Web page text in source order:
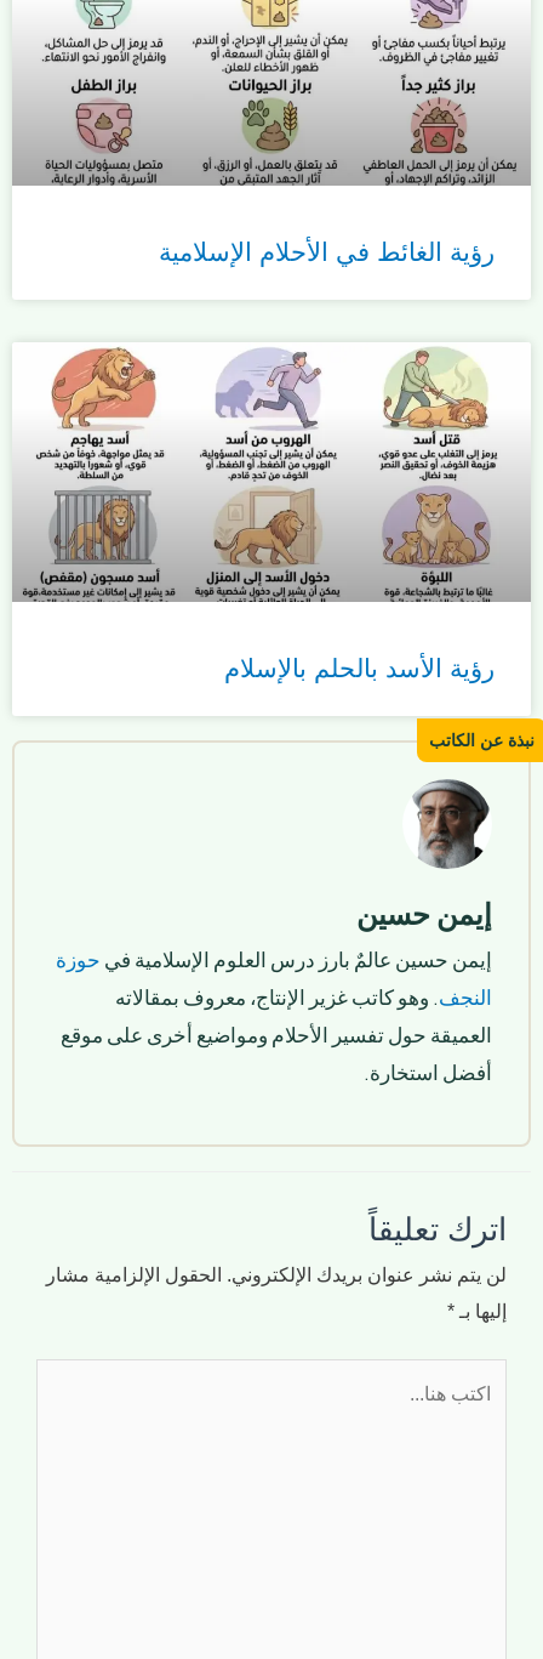
رؤية الغائط في الأحلام الإسلامية
رؤية الأسد بالحلم بالإسلام
إيمن حسين
إيمن حسين عالمٌ بارز درس العلوم الإسلامية في حوزة
النجف. وهو كاتب غزير الإنتاج، معروف بمقالاته
العميقة حول تفسير الأحلام ومواضيع أخرى على موقع
أفضل استخارة.
اترك تعليقاً
لن يتم نشر عنوان بريدك الإلكتروني. الحقول الإلزامية مشار
إليها بـ *